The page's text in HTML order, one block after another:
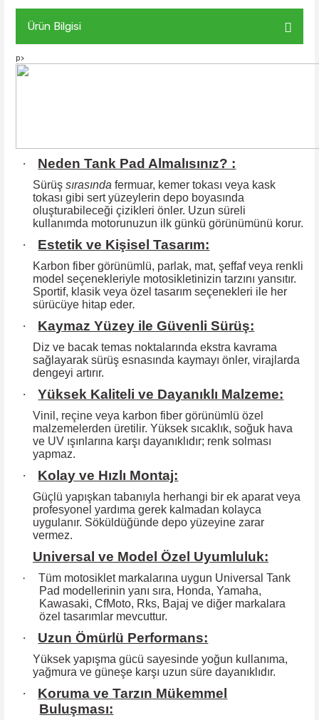
Ürün Bilgisi
p>
· Neden Tank Pad Almalısınız? :
Sürüş sırasında fermuar, kemer tokası veya kask
tokası gibi sert yüzeylerin depo boyasında
oluşturabileceği çizikleri önler. Uzun süreli
kullanımda motorunuzun ilk günkü görünümünü korur.
· Estetik ve Kişisel Tasarım:
Karbon fiber görünümlü, parlak, mat, şeffaf veya renkli
model seçenekleriyle motosikletinizin tarzını yansıtır.
Sportif, klasik veya özel tasarım seçenekleri ile her
sürücüye hitap eder.
· Kaymaz Yüzey ile Güvenli Sürüş:
Diz ve bacak temas noktalarında ekstra kavrama
sağlayarak sürüş esnasında kaymayı önler, virajlarda
dengeyi artırır.
· Yüksek Kaliteli ve Dayanıklı Malzeme:
Vinil, reçine veya karbon fiber görünümlü özel
malzemelerden üretilir. Yüksek sıcaklık, soğuk hava
ve UV ışınlarına karşı dayanıklıdır; renk solması
yapmaz.
· Kolay ve Hızlı Montaj:
Güçlü yapışkan tabanıyla herhangi bir ek aparat veya
profesyonel yardıma gerek kalmadan kolayca
uygulanır. Söküldüğünde depo yüzeyine zarar
vermez.
Universal ve Model Özel Uyumluluk:
·
Tüm motosiklet markalarına uygun Universal Tank
Pad modellerinin yanı sıra, Honda, Yamaha,
Kawasaki, CfMoto, Rks, Bajaj ve diğer markalara
özel tasarımlar mevcuttur.
· Uzun Ömürlü Performans:
Yüksek yapışma gücü sayesinde yoğun kullanıma,
yağmura ve güneşe karşı uzun süre dayanıklıdır.
·
Koruma ve Tarzın Mükemmel
Buluşması: